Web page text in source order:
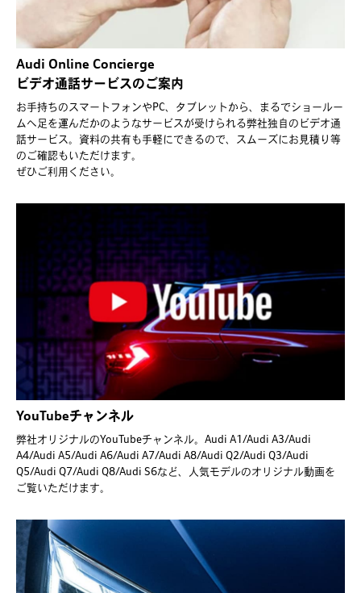
Audi Online Concierge
ビデオ通話サービスのご案内
お手持ちのスマートフォンやPC、タブレットから、まるでショールー
ムへ足を運んだかのようなサービスが受けられる弊社独自のビデオ通
話サービス。資料の共有も手軽にできるので、スムーズにお見積り等
のご確認もいただけます。
ぜひご利用ください。
YouTubeチャンネル
弊社オリジナルのYouTubeチャンネル。Audi A1/Audi A3/Audi
A4/Audi A5/Audi A6/Audi A7/Audi A8/Audi Q2/Audi Q3/Audi
Q5/Audi Q7/Audi Q8/Audi S6など、人気モデルのオリジナル動画を
ご覧いただけます。